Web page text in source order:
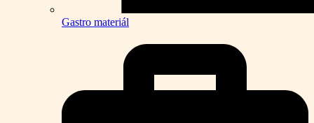
Gastro materiál